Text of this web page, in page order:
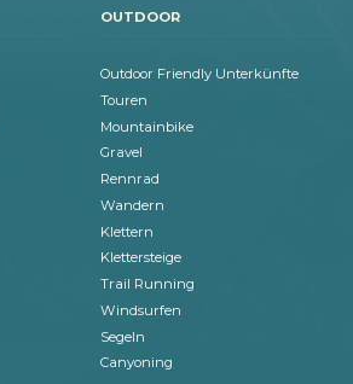
OUTDOOR
Outdoor Friendly Unterkünfte
Touren
Mountainbike
Gravel
Rennrad
Wandern
Klettern
Klettersteige
Trail Running
Windsurfen
Segeln
Canyoning